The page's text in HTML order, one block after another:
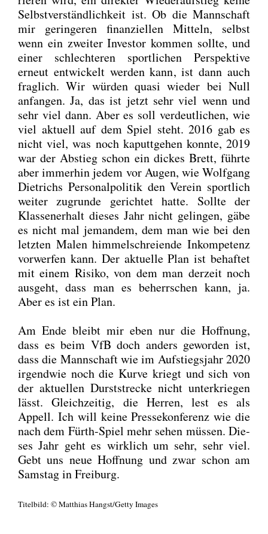
Selbst­ver­ständ­lich­keit ist. Ob die Mann­schaft
mir gerin­ge­ren finan­zi­el­len Mit­teln, selbst
wenn ein zwei­ter Inves­tor kom­men soll­te, und
einer schlech­te­ren sport­li­chen Per­spek­ti­ve
erneut ent­wi­ckelt wer­den kann, ist dann auch
frag­lich. Wir wür­den qua­si wie­der bei Null
anfan­gen. Ja, das ist jetzt sehr viel wenn und
sehr viel dann. Aber es soll ver­deut­li­chen, wie
viel aktu­ell auf dem Spiel steht. 2016 gab es
nicht viel, was noch kaputt­ge­hen konn­te, 2019
war der Abstieg schon ein dickes Brett, führ­te
aber immer­hin jedem vor Augen, wie Wolf­gang
Diet­richs Per­so­nal­po­li­tik den Ver­ein sport­lich
wei­ter zugrun­de gerich­tet hat­te. Soll­te der
Klas­sen­er­halt die­ses Jahr nicht gelin­gen, gäbe
es nicht mal jeman­dem, dem man wie bei den
letz­ten Malen him­mel­schrei­en­de Inkom­pe­tenz
vor­wer­fen kann. Der aktu­el­le Plan ist behaf­tet
mit einem Risi­ko, von dem man der­zeit noch
aus­geht, dass man es beherr­schen kann, ja.
Aber es ist ein Plan.
Am Ende bleibt mir eben nur die Hoff­nung,
dass es beim VfB doch anders gewor­den ist,
dass die Mann­schaft wie im Auf­stiegs­jahr 2020
irgend­wie noch die Kur­ve kriegt und sich von
der aktu­el­len Durst­stre­cke nicht unter­krie­gen
lässt. Gleich­zei­tig, die Her­ren, lest es als
Appell. Ich will kei­ne Pres­se­kon­fe­renz wie die
nach dem Fürth-Spiel mehr sehen müs­sen. Die­
ses Jahr geht es wirk­lich um sehr, sehr viel.
Gebt uns neue Hoff­nung und zwar schon am
Sams­tag in Frei­burg.
Titel­bild: © Mat­thi­as Hangst/Getty Images